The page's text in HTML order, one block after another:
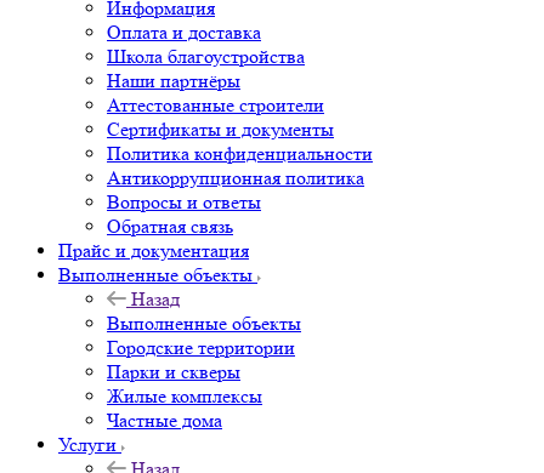
Информация
Оплата и доставка
Школа благоустройства
Наши партнёры
Аттестованные строители
Сертификаты и документы
Политика конфиденциальности
Антикоррупционная политика
Вопросы и ответы
Обратная связь
Прайс и документация
Выполненные объекты
Назад
Выполненные объекты
Городские территории
Парки и скверы
Жилые комплексы
Частные дома
Услуги